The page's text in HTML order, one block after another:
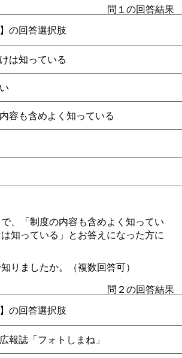
問１の回答結果
】の回答選択肢
は知っている
容も含めよく知っている
で、「制度の内容も含めよく知ってい
知っている」とお答えになった方に
りましたか。（複数回答可）
問２の回答結果
】の回答選択肢
報誌「フォトしまね」